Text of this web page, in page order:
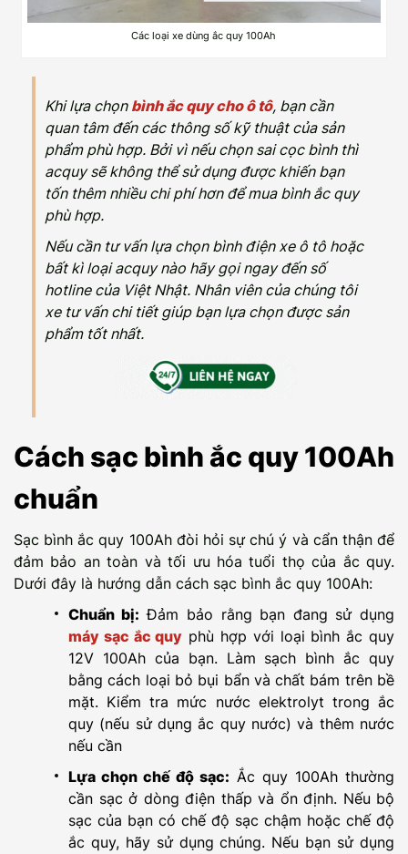
Các loại xe dùng ắc quy 100Ah
Khi lựa chọn bình ắc quy cho ô tô, bạn cần
quan tâm đến các thông số kỹ thuật của sản
phẩm phù hợp. Bởi vì nếu chọn sai cọc bình thì
acquy sẽ không thể sử dụng được khiến bạn
tốn thêm nhiều chi phí hơn để mua bình ắc quy
phù hợp.
Nếu cần tư vấn lựa chọn bình điện xe ô tô hoặc
bất kì loại acquy nào hãy gọi ngay đến số
hotline của Việt Nhật. Nhân viên của chúng tôi
xe tư vấn chi tiết giúp bạn lựa chọn được sản
phẩm tốt nhất.
Cách sạc bình ắc quy 100Ah
chuẩn
Sạc bình ắc quy 100Ah đòi hỏi sự chú ý và cẩn thận để
đảm bảo an toàn và tối ưu hóa tuổi thọ của ắc quy.
Dưới đây là hướng dẫn cách sạc bình ắc quy 100Ah:
Chuẩn bị: Đảm bảo rằng bạn đang sử dụng
máy sạc ắc quy phù hợp với loại bình ắc quy
12V 100Ah của bạn. Làm sạch bình ắc quy
bằng cách loại bỏ bụi bẩn và chất bám trên bề
mặt. Kiểm tra mức nước elektrolyt trong ắc
quy (nếu sử dụng ắc quy nước) và thêm nước
nếu cần
Lựa chọn chế độ sạc: Ắc quy 100Ah thường
cần sạc ở dòng điện thấp và ổn định. Nếu bộ
sạc của bạn có chế độ sạc chậm hoặc chế độ
ắc quy, hãy sử dụng chúng. Nếu bạn sử dụng